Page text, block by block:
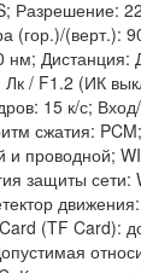
Разрешение:
(гор.)/(верт.):
нм; Дистанция:
Лк / F1.2 (ИК
15 к/с;
сжатия:
и проводной;
защиты сети:
(TF Card):